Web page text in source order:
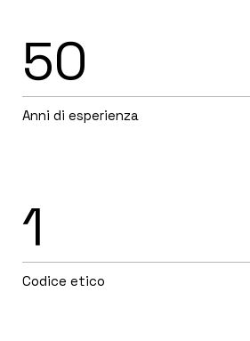
50
Anni di esperienza
1
Codice etico